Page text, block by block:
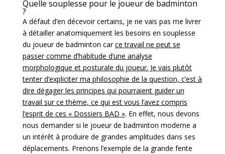
Quelle souplesse pour le joueur de badminton
?
A défaut d’en décevoir certains, je ne vais pas me livrer
à détailler anatomiquement les besoins en souplesse
du joueur de badminton carce travail ne peut se
passer comme d’habitude d’une analyse
morphologique et posturale du joueur. Je vais plutôt
tenter d’expliciter ma philosophie de la question, c’est à
dire dégager les principes qui pourraient guider un
travail sur ce thème, ce qui est vous l’avez compris
l’esprit de ces « Dossiers BAD ». En effet, nous devons
nous demander si le joueur de badminton moderne a
un intérêt à produire de grandes amplitudes dans ses
déplacements. Prenons l’exemple de la grande fente